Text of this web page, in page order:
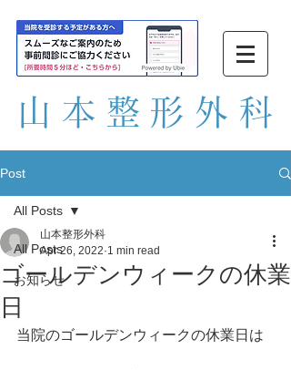
山本整形外 科
Post
All Posts
お知らせ
All Posts
ゴールデンウィークの休業
日
山本整形外科
Apr 26, 2022 1 min read
当院のゴールデンウィークの休業日は